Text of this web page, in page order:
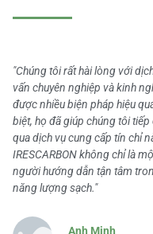
"Chúng tôi rất hài lòng với
vấn chuyên nghiệp và kinh
được nhiều biện pháp hiệu
biệt, họ đã giúp chúng tôi
qua dịch vụ cung cấp tín chỉ
IRESCARBON không chỉ là
người hướng dẫn tận tâm
năng lượng sạch."
Anh Minh